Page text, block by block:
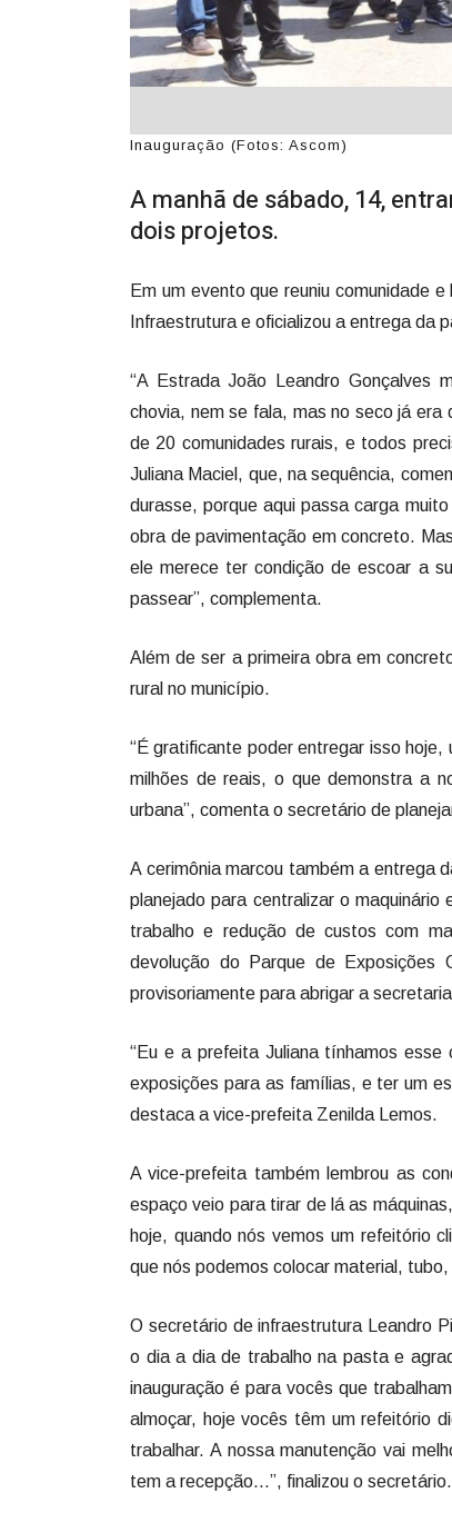
Inauguração (Fotos: Ascom)
A manhã de sábado, 14,
dois projetos.
Em um evento que reuniu comunidade
Infraestrutura e oficializou a entrega da
“A Estrada João Leandro Gonçalves
chovia, nem se fala, mas no seco já
de 20 comunidades rurais, e todos
Juliana Maciel, que, na sequência,
durasse, porque aqui passa carga
obra de pavimentação em concreto.
ele merece ter condição de escoar a
passear”, complementa.
Além de ser a primeira obra em
rural no município.
“É gratificante poder entregar isso
milhões de reais, o que demonstra a
urbana”, comenta o secretário de
A cerimônia marcou também a entrega
planejado para centralizar o
trabalho e redução de custos com
devolução do Parque de Exposições
provisoriamente para abrigar a
“Eu e a prefeita Juliana tínhamos
exposições para as famílias, e ter um
destaca a vice-prefeita Zenilda Lemos.
A vice-prefeita também lembrou as
espaço veio para tirar de lá as
hoje, quando nós vemos um refeitório
que nós podemos colocar material,
O secretário de infraestrutura Leandro
o dia a dia de trabalho na pasta e
inauguração é para vocês que
almoçar, hoje vocês têm um refeitório
trabalhar. A nossa manutenção vai
tem a recepção...”, finalizou o secretário.